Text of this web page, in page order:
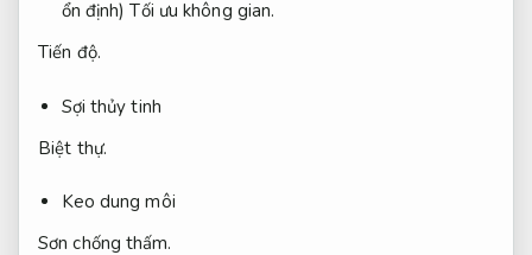
ổn định)Tối ưu không gian.
Tiến độ.
Sợi thủy tinh
Biệt thự.
Keo dung môi
Sơn chống thấm.